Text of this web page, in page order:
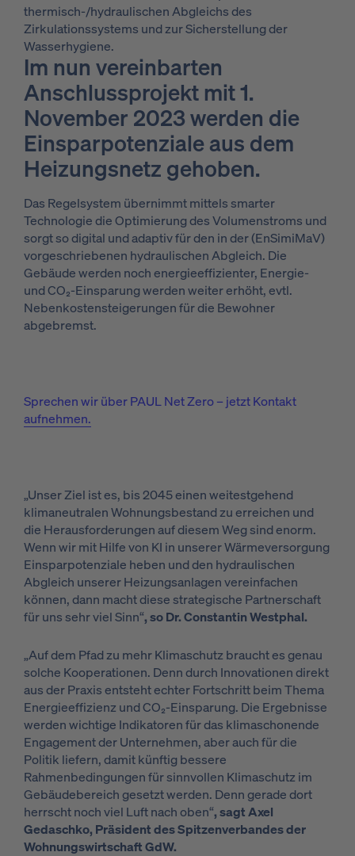
thermisch-/hydraulischen Abgleichs des
Zirkulationssystems und zur Sicherstellung der
Wasserhygiene.
Im nun vereinbarten
Anschlussprojekt mit 1.
November 2023 werden die
Einsparpotenziale aus dem
Heizungsnetz gehoben.
Das Regelsystem übernimmt mittels smarter
Technologie die Optimierung des Volumenstroms und
sorgt so digital und adaptiv für den in der (EnSimiMaV)
vorgeschriebenen hydraulischen Abgleich. Die
Gebäude werden noch energieeffizienter, Energie-
und CO₂-Einsparung werden weiter erhöht, evtl.
Nebenkostensteigerungen für die Bewohner
abgebremst.
Sprechen wir über PAUL Net Zero – jetzt Kontakt
aufnehmen.
„Unser Ziel ist es, bis 2045 einen weitestgehend
klimaneutralen Wohnungsbestand zu erreichen und
die Herausforderungen auf diesem Weg sind enorm.
Wenn wir mit Hilfe von KI in unserer Wärmeversorgung
Einsparpotenziale heben und den hydraulischen
Abgleich unserer Heizungsanlagen vereinfachen
können, dann macht diese strategische Partnerschaft
für uns sehr viel Sinn“,so Dr. Constantin Westphal.
„Auf dem Pfad zu mehr Klimaschutz braucht es genau
solche Kooperationen. Denn durch Innovationen direkt
aus der Praxis entsteht echter Fortschritt beim Thema
Energieeffizienz und CO₂-Einsparung. Die Ergebnisse
werden wichtige Indikatoren für das klimaschonende
Engagement der Unternehmen, aber auch für die
Politik liefern, damit künftig bessere
Rahmenbedingungen für sinnvollen Klimaschutz im
Gebäudebereich gesetzt werden. Denn gerade dort
herrscht noch viel Luft nach oben“,sagt Axel
Gedaschko, Präsident des Spitzenverbandes der
Wohnungswirtschaft GdW.